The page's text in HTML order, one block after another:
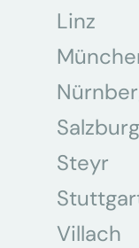
Linz
Salzburg
Steyr
Villach